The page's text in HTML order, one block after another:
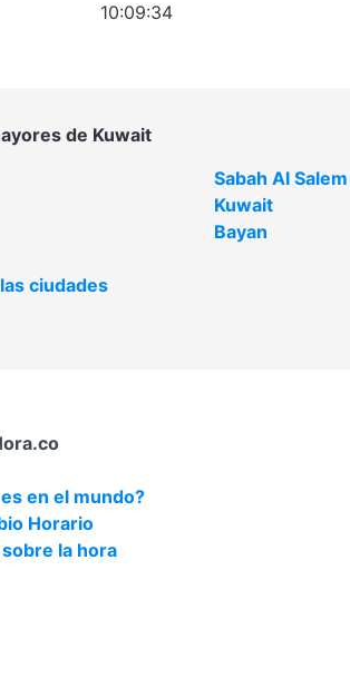
10:09:34
de Kuwait
Sabah Al Salem
Kuwait
Bayan
ciudades
en el mundo?
Horario
la hora